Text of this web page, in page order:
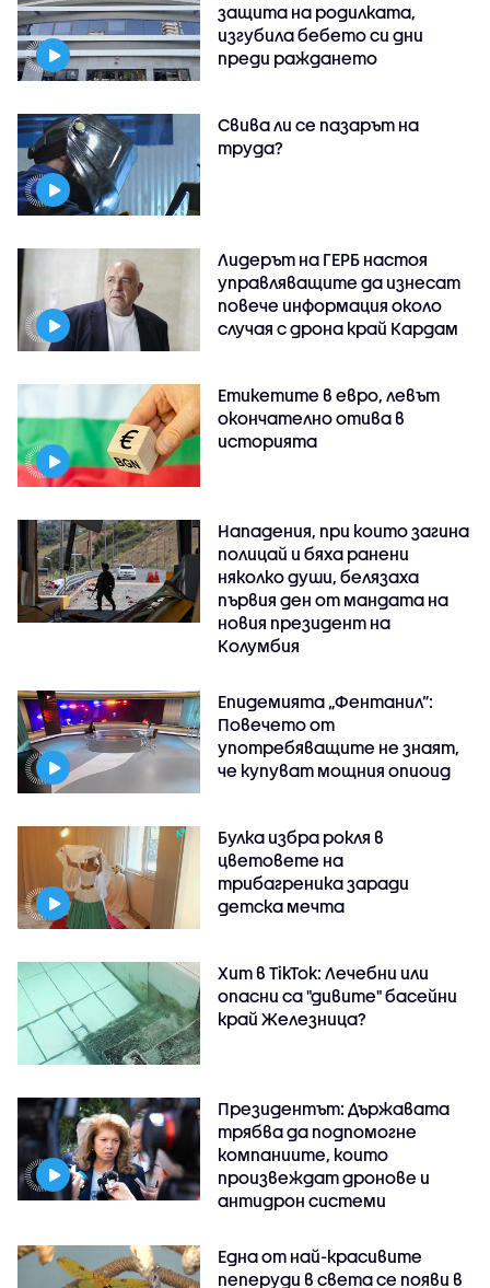
защита на родилката,
изгубила бебето си дни
преди раждането
Свива ли се пазарът на
труда?
Лидерът на ГЕРБ настоя
управляващите да изнесат
повече информация около
случая с дрона край Кардам
Етикетите в евро, левът
окончателно отива в
историята
Нападения, при които загина
полицай и бяха ранени
няколко души, белязаха
първия ден от мандата на
новия президент на
Колумбия
Епидемията „Фентанил”:
Повечето от
употребяващите не знаят,
че купуват мощния опиоид
Булка избра рокля в
цветовете на
трибагреника заради
детска мечта
Хит в TikTok: Лечебни или
опасни са "дивите" басейни
край Железница?
Президентът: Държавата
трябва да подпомогне
компаниите, които
произвеждат дронове и
антидрон системи
Една от най-красивите
пеперуди в света се появи в